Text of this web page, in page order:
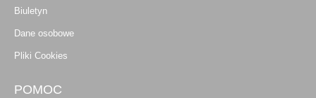
Biuletyn
Dane osobowe
Pliki Cookies
POMOC